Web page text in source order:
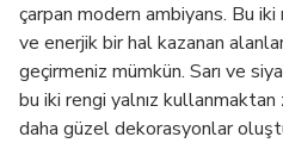
çarpan modern ambiyans. Bu
ve enerjik bir hal kazanan
geçirmeniz mümkün. Sarı ve
bu iki rengi yalnız
daha güzel dekorasyonlar